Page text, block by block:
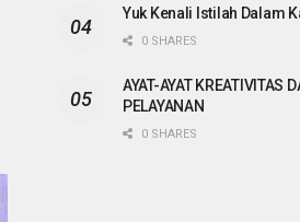
Yuk Kenali Istilah Dalam
0 SHARES
AYAT-AYAT KREATIVITAS
PELAYANAN
0 SHARES